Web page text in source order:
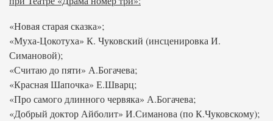
«Новая старая сказка»;
«Муха-Цокотуха» К. Чуковский (инсценировка И.
Симановой);
«Считаю до пяти» А.Богачева;
«Красная Шапочка» Е.Шварц;
«Про самого длинного червяка» А.Богачева;
«Добрый доктор Айболит» И.Симанова (по К.Чуковскому);